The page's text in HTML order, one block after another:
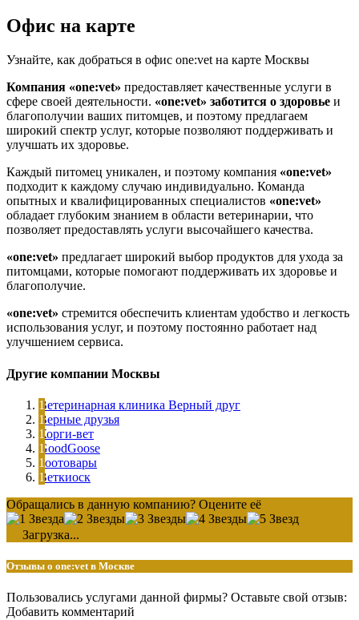
Офис на карте
Узнайте, как добраться в офис one:vet на карте Москвы
Компания «one:vet» предоставляет качественные услуги в
сфере своей деятельности. «one:vet» заботится о здоровье и
благополучии ваших питомцев, и поэтому предлагаем
широкий спектр услуг, которые позволяют поддерживать и
улучшать их здоровье.
Каждый питомец уникален, и поэтому компания «one:vet»
подходит к каждому случаю индивидуально. Команда
опытных и квалифицированных специалистов «one:vet»
обладает глубоким знанием в области ветеринарии, что
позволяет предоставлять услуги высочайшего качества.
«one:vet» предлагает широкий выбор продуктов для ухода за
питомцами, которые помогают поддерживать их здоровье и
благополучие.
«one:vet» стремится обеспечить клиентам удобство и легкость
использования услуг, и поэтому постоянно работает над
улучшением сервиса.
Другие компании Москвы
Ветеринарная клиника Верный друг
Верные друзья
Корги-вет
GoodGoose
Зоотовары
Веткиоск
Обращались в данную компанию? Оцените её
Загрузка...
Отзывы о one:vet в Москве
Пользовались услугами данной фирмы? Оставьте свой отзыв:
Добавить комментарий